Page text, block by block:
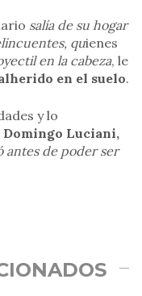
salía de su hogar
quienes
en la cabeza, le
en el suelo.
y lo
Luciani,
antes de poder ser